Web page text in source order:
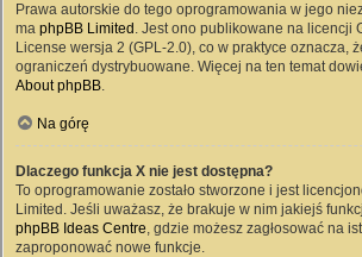
Prawa autorskie do tego oprogramowania w jego
ma phpBB Limited . Jest ono publikowane na licencji
License wersja 2 (GPL-2.0), co w praktyce oznacza,
ograniczeń dystrybuowane. Więcej na ten temat
About phpBB.
Na górę
Dlaczego funkcja X nie jest dostępna?
To oprogramowanie zostało stworzone i jest
Limited. Jeśli uważasz, że brakuje w nim jakiejś
phpBB Ideas Centre, gdzie możesz zagłosować na
zaproponować nowe funkcje.